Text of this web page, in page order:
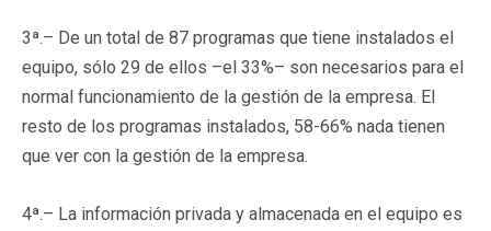
3ª.– De un total de 87 programas que tiene instalados el
equipo, sólo 29 de ellos –el 33%– son necesarios para el
normal funcionamiento de la gestión de la empresa. El
resto de los programas instalados, 58-66% nada tienen
que ver con la gestión de la empresa.
4ª.– La información privada y almacenada en el equipo es